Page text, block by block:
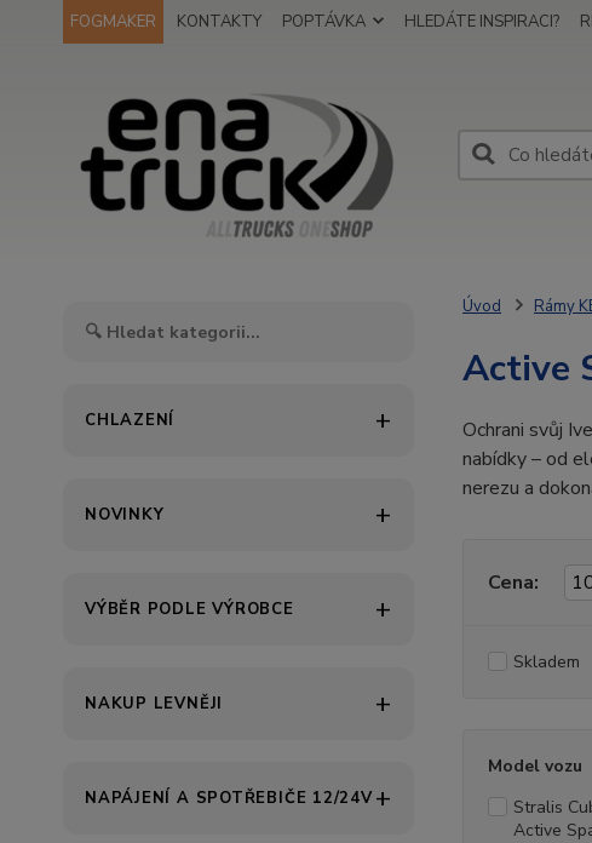
FOGMAKER KONTAKTY POPTÁVKA HLEDÁTE INSPIRACI?
CHLAZENÍ
NOVINKY
VÝBĚR PODLE VÝROBCE
NAKUP LEVNĚJI
NAPÁJENÍ A SPOTŘEBIČE 12/24V
Úvod Rámy
Active
Ochrani svůj
nabídky – od
nerezu a
Cena:
Skladem
Model vozu
Stralis
Active